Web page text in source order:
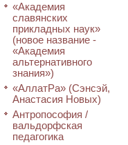
«Академия
славянских
прикладных наук»
(новое название -
«Академия
альтернативного
знания»)
«АллатРа» (Сэнсэй,
Анастасия Новых)
Антропософия /
вальдорфская
педагогика